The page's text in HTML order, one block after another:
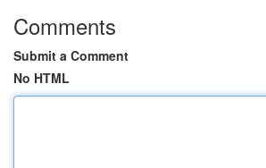
Comments
Submit a Comment
No HTML